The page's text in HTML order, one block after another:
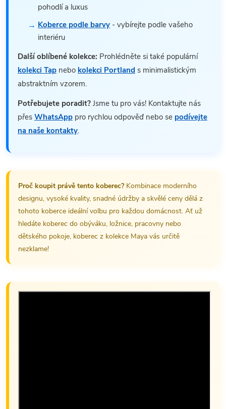
pohodlí a luxus
Koberce podle barvy - vybírejte podle vašeho
interiéru
Další oblíbené kolekce: Prohlédněte si také populární
kolekci Tap nebo kolekci Portland s minimalistickým
abstraktním vzorem.
Potřebujete poradit? Jsme tu pro vás! Kontaktujte nás
přes WhatsApp pro rychlou odpověď nebo se podívejte
na naše kontakty.
Proč koupit právě tento koberec?Kombinace moderního
designu, vysoké kvality, snadné údržby a skvělé ceny dělá z
tohoto koberce ideální volbu pro každou domácnost. Ať už
hledáte koberec do obýváku, ložnice, pracovny nebo
dětského pokoje, koberec z kolekce Maya vás určitě
nezklame!